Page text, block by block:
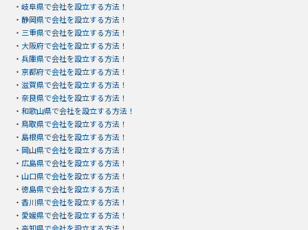
・ 岐阜県で会社を設立する方法！
・ 静岡県で会社を設立する方法！
・ 三重県で会社を設立する方法！
・ 大阪府で会社を設立する方法！
・ 兵庫県で会社を設立する方法！
・ 京都府で会社を設立する方法！
・ 滋賀県で会社を設立する方法！
・ 奈良県で会社を設立する方法！
・ 和歌山県で会社を設立する方法！
・ 鳥取県で会社を設立する方法！
・ 島根県で会社を設立する方法！
・ 岡山県で会社を設立する方法！
・ 広島県で会社を設立する方法！
・ 山口県で会社を設立する方法！
・ 徳島県で会社を設立する方法！
・ 香川県で会社を設立する方法！
・ 愛媛県で会社を設立する方法！